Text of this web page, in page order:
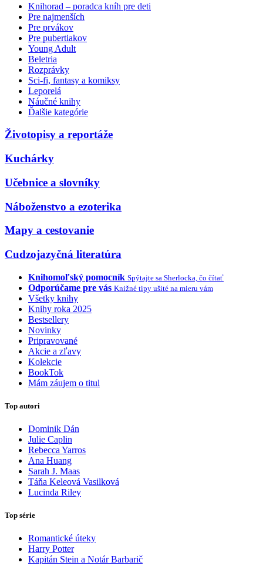
Knihorad – poradca kníh pre deti
Pre najmenších
Pre prvákov
Pre pubertiakov
Young Adult
Beletria
Rozprávky
Sci-fi, fantasy a komiksy
Leporelá
Náučné knihy
Ďalšie kategórie
Životopisy a reportáže
Kuchárky
Učebnice a slovníky
Náboženstvo a ezoterika
Mapy a cestovanie
Cudzojazyčná literatúra
Knihomoľský pomocník Spýtajte sa Sherlocka, čo čítať
Odporúčame pre vás Knižné tipy ušité na mieru vám
Všetky knihy
Knihy roka 2025
Bestsellery
Novinky
Pripravované
Akcie a zľavy
Kolekcie
BookTok
Mám záujem o titul
Top autori
Dominik Dán
Julie Caplin
Rebecca Yarros
Ana Huang
Sarah J. Maas
Táňa Keleová Vasilková
Lucinda Riley
Top série
Romantické úteky
Harry Potter
Kapitán Stein a Notár Barbarič